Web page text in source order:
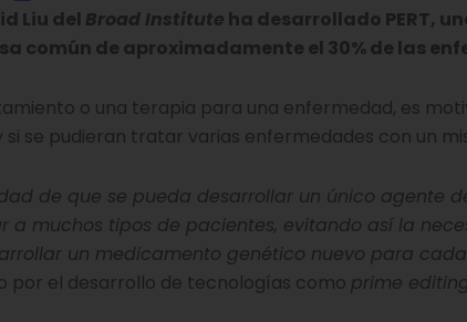
Liu del Broad Institute ha desarrollado PERT,
común de aproximadamente el 30% de las
o una terapia para una enfermedad, es
si se pudieran tratar varias enfermedades con un
de que se pueda desarrollar un único agente
muchos tipos de pacientes, evitando así la
un medicamento genético nuevo para
por el desarrollo de tecnologías como prime